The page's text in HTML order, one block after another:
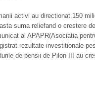
activi au directionat 150
suma reliefand o crestere
al APAPR(Asociatia
rezultate investitionale
de pensii de Pilon III au